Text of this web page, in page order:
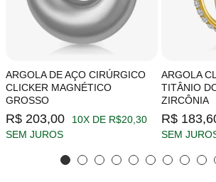
ARGOLA DE AÇO CIRÚRGICO
CLICKER MAGNÉTICO
GROSSO
R$ 203,00
10X DE R$20,30
SEM JUROS
ARGOLA
TITÂNIO
ZIRCÔNIA
R$
SEM